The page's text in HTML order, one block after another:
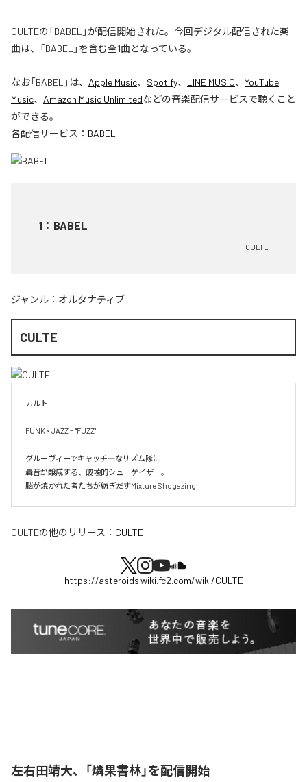
CULTEの「BABEL」が配信開始された。今回デジタル配信された楽
曲は、「BABEL」を含む全1曲となっている。
なお「BABEL 」は、 Apple Music、 Spotify、 LINE MUSIC、 YouTube
Music、 Amazon Music Unlimitedなどの音楽配信サービスで聴くこと
ができる。
各配信サービス： BABEL
1 ： BABEL
CULTE
ジャンル： オルタナティブ
CULTE
カルト
FUNK × JAZZ = "FUZZ"
グルーヴィーでキャッチ―なリズム隊に
轟音が醸成する、破壊的シューゲイザー。
脳が焼かれた者たちが紡ぎだすMixture Shogazing
CULTEの他のリリース： CULTE
https://asteroids.wiki.fc2.com/wiki/CULTE
左右田靖大、「燐果書林」を配信開始